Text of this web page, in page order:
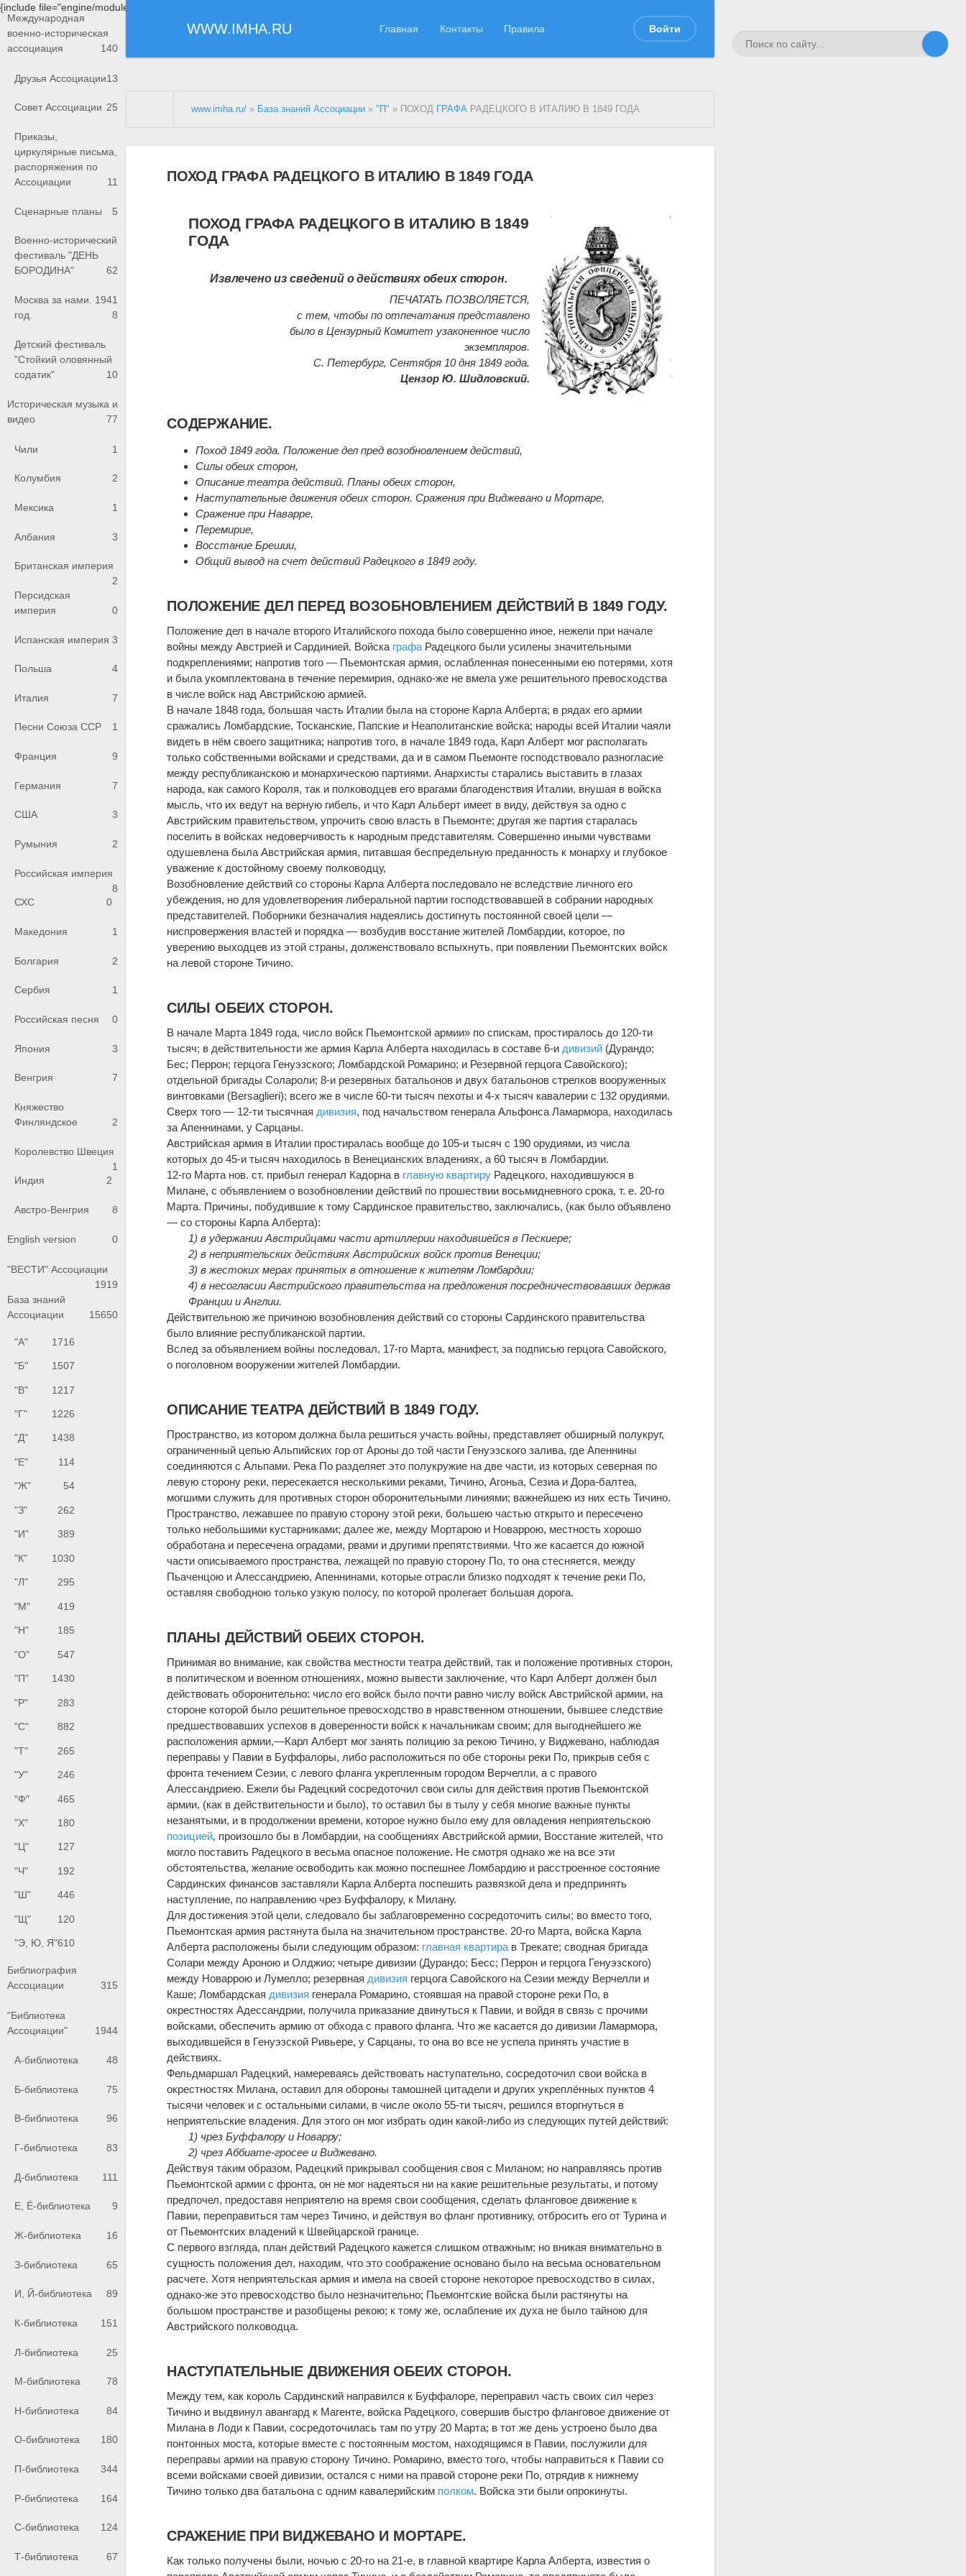
{include file="engine/modules/saperu/head.php"}
WWW.IMHA.RU Главная Контакты Правила Войти
Международная
военно-историческая
ассоциация
140
Друзья Ассоциации13
Совет Ассоциации 25
Приказы,
циркулярные письма,
распоряжения по
Ассоциации
11
Сценарные планы 5
Военно-исторический
фестиваль "ДЕНЬ
БОРОДИНА"
62
Москва за нами. 1941
год.
8
Детский фестиваль
"Стойкий оловянный
содатик"
10
Историческая музыка и
видео
77
Чили 1
Колумбия 2
Мексика 1
Албания 3
Британская империя
2
Персидская
империя
0
Испанская империя 3
Польша 4
Италия 7
Песни Союза ССР 1
Франция 9
Германия 7
США 3
Румыния 2
Российская империя
8
СХС
0
Македония 1
Болгария 2
Сербия 1
Российская песня 0
Япония 3
Венгрия 7
Княжество
Финляндское
2
Королевство Швеция
1
Индия
2
Австро-Венгрия 8
English version 0
"ВЕСТИ" Ассоциации
1919
База знаний
Ассоциации
15650
"А" 1716
"Б" 1507
"В" 1217
"Г" 1226
"Д" 1438
"Е" 114
"Ж" 54
"З" 262
"И" 389
"К" 1030
"Л" 295
"М" 419
"Н" 185
"О" 547
"П" 1430
"Р" 283
"С" 882
"Т" 265
"У" 246
"Ф" 465
"Х" 180
"Ц" 127
"Ч" 192
"Ш" 446
"Щ" 120
"Э, Ю, Я"610
Библиография
Ассоциации
315
"Библиотека
Ассоциации"
1944
А-библиотека 48
Б-библиотека 75
В-библиотека 96
Г-библиотека 83
Д-библиотека 111
Е, Ё-библиотека 9
Ж-библиотека 16
З-библиотека 65
И, Й-библиотека 89
К-библиотека 151
Л-библиотека 25
М-библиотека 78
Н-библиотека 84
О-библиотека 180
П-библиотека 344
Р-библиотека 164
С-библиотека 124
Т-библиотека 67
www.imha.ru/ » База знаний Ассоциации »"П" » ПОХОД ГРАФА РАДЕЦКОГО В ИТАЛИЮ В 1849 ГОДА
ПОХОД ГРАФА РАДЕЦКОГО В ИТАЛИЮ В 1849 ГОДА
ПОХОД ГРАФА РАДЕЦКОГО В ИТАЛИЮ В 1849
ГОДА
Извлечено из сведений о действиях обеих сторон.
ПЕЧАТАТЬ ПОЗВОЛЯЕТСЯ,
с тем, чтобы по отпечатания представлено
было в Цензурный Комитет узаконенное число
экземпляров.
С. Петербург, Сентября 10 дня 1849 года.
Цензор Ю. Шидловский.
СОДЕРЖАНИЕ.
Поход 1849 года. Положение дел пред возобновлением действий,
Силы обеих сторон,
Описание театра действий. Планы обеих сторон,
Наступательные движения обеих сторон. Сражения при Виджевано и Мортаре,
Сражение при Наварре,
Перемирие,
Восстание Брешии,
Общий вывод на счет действий Радецкого в 1849 году.
ПОЛОЖЕНИЕ ДЕЛ ПЕРЕД ВОЗОБНОВЛЕНИЕМ ДЕЙСТВИЙ В 1849 ГОДУ.
Положение дел в начале второго Италийского похода было совершенно иное, нежели при начале
войны между Австрией и Сардинией. Войска графаРадецкого были усилены значительными
подкреплениями; напротив того — Пьемонтская армия, ослабленная понесенными ею потерями, хотя
и была укомплектована в течение перемирия, однако-же не вмела уже решительного превосходства
в числе войск над Австрийскою армией.
В начале 1848 года, большая часть Италии была на стороне Карла Алберта; в рядах его армии
сражались Ломбардские, Тосканские, Папские и Неаполитанские войска; народы всей Италии чаяли
видеть в нём своего защитника; напротив того, в начале 1849 года, Карл Алберт мог располагать
только собственными войсками и средствами, да и в самом Пьемонте господствовало разногласие
между республиканскою и монархическою партиями. Анархисты старались выставить в глазах
народа, как самого Короля, так и полководцев его врагами благоденствия Италии, внушая в войска
мысль, что их ведут на верную гибель, и что Карл Альберт имеет в виду, действуя за одно с
Австрийским правительством, упрочить свою власть в Пьемонте; другая же партия старалась
поселить в войсках недоверчивость к народным представителям. Совершенно иными чувствами
одушевлена была Австрийская армия, питавшая беспредельную преданность к монарху и глубокое
уважение к достойному своему полководцу,
Возобновление действий со стороны Карла Алберта последовало не вследствие личного его
убеждения, но для удовлетворения либеральной партии господствовавшей в собрании народных
представителей. Поборники безначалия надеялись достигнуть постоянной своей цели —
ниспровержения властей и порядка — возбудив восстание жителей Ломбардии, которое, по
уверению выходцев из этой страны, долженствовало вспыхнуть, при появлении Пьемонтских войск
на левой стороне Тичино.
СИЛЫ ОБЕИХ СТОРОН.
В начале Марта 1849 года, число войск Пьемонтской армии» по спискам, простиралось до 120-ти
тысяч; в действительности же армия Карла Алберта находилась в составе 6-идивизий (Дурандо;
Бес; Перрон; герцога Генуэзского; Ломбардской Ромарино; и Резервной герцога Савойского);
отдельной бригады Солароли; 8-и резервных батальонов и двух батальонов стрелков вооруженных
винтовками (Bersaglieri); всего же в числе 60-ти тысяч пехоты и 4-х тысяч кавалерии с 132 орудиями.
Сверх того — 12-ти тысячнаядивизия, под начальством генерала Альфонса Ламармора, находилась
за Апеннинами, у Сарцаны.
Австрийская армия в Италии простиралась вообще до 105-и тысяч с 190 орудиями, из числа
которых до 45-и тысяч находилось в Венецианских владениях, а 60 тысяч в Ломбардии.
12-го Марта нов. ст. прибыл генерал Кадорна в главную квартиру Радецкого, находившуюся в
Милане, с объявлением о возобновлении действий по прошествии восьмидневного срока, т. е. 20-го
Марта. Причины, побудившие к тому Сардинское правительство, заключались, (как было объявлено
— со стороны Карла Алберта):
1) в удержании Австрийцами части артиллерии находившейся в Пескиере;
2) в неприятельских действиях Австрийских войск против Венеции;
3) в жестоких мерах принятых в отношение к жителям Ломбардии;
4) в несогласии Австрийского правительства на предложения посредничествовавших держав
Франции и Англии.
Действительною же причиною возобновления действий со стороны Сардинского правительства
было влияние республиканской партии.
Вслед за объявлением войны последовал, 17-го Марта, манифест, за подписью герцога Савойского,
о поголовном вооружении жителей Ломбардии.
ОПИСАНИЕ ТЕАТРА ДЕЙСТВИЙ В 1849 ГОДУ.
Пространство, из котором должна была решиться участь войны, представляет обширный полукруг,
ограниченный цепью Альпийских гор от Ароны до той части Генуэзского залива, где Апеннины
соединяются с Альпами. Река По разделяет это полукружие на две части, из которых северная по
левую сторону реки, пересекается несколькими реками, Тичино, Агоньа, Сезиа и Дора-балтеа,
могшими служить для противных сторон оборонительными линиями; важнейшею из них есть Тичино.
Пространство, лежавшее по правую сторону этой реки, большею частью открыто и пересечено
только небольшими кустарниками; далее же, между Мортарою и Новаррою, местность хорошо
обработана и пересечена оградами, рвами и другими препятствиями. Что же касается до южной
части описываемого пространства, лежащей по правую сторону По, то она стесняется, между
Пьаченцою и Алессандриею, Апеннинами, которые отрасли близко подходят к течение реки По,
оставляя свободною только узкую полосу, по которой пролегает большая дорога.
ПЛАНЫ ДЕЙСТВИЙ ОБЕИХ СТОРОН.
Принимая во внимание, как свойства местности театра действий, так и положение противных сторон,
в политическом и военном отношениях, можно вывести заключение, что Карл Алберт должен был
действовать оборонительно: число его войск было почти равно числу войск Австрийской армии, на
стороне которой было решительное превосходство в нравственном отношении, бывшее следствие
предшествовавших успехов в доверенности войск к начальникам своим; для выгоднейшего же
расположения армии,—Карл Алберт мог занять полицию за рекою Тичино, у Виджевано, наблюдая
переправы у Павии в Буффалоры, либо расположиться по обе стороны реки По, прикрыв себя с
фронта течением Сезии, с левого фланга укрепленным городом Верчелли, а с правого
Алессандриею. Ежели бы Радецкий сосредоточил свои силы для действия против Пьемонтской
армии, (как в действительности и было), то оставил бы в тылу у себя многие важные пункты
незанятыми, и в продолжении времени, которое нужно было ему для овладения неприятельскою
позицией, произошло бы в Ломбардии, на сообщениях Австрийской армии, Восстание жителей, что
могло поставить Радецкого в весьма опасное положение. Не смотря однако же на все эти
обстоятельства, желание освободить как можно поспешнее Ломбардию и расстроенное состояние
Сардинских финансов заставляли Карла Алберта поспешить развязкой дела и предпринять
наступление, по направлению чрез Буффалору, к Милану.
Для достижения этой цели, следовало бы заблаговременно сосредоточить силы; во вместо того,
Пьемонтская армия растянута была на значительном пространстве. 20-го Марта, войска Карла
Алберта расположены были следующим образом: главная квартирав Трекате; сводная бригада
Солари между Ароною и Олджио; четыре дивизии (Дурандо; Бесс; Перрон и герцога Генуэзского)
между Новаррою и Лумелло; резервнаядивизия герцога Савойского на Сезии между Верчелли и
Каше; Ломбардскаядивизия генерала Ромарино, стоявшая на правой стороне реки По, в
окрестностях Адессандрии, получила приказание двинуться к Павии, и войдя в связь с прочими
войсками, обеспечить армию от обхода с правого фланга. Что же касается до дивизии Ламармора,
выходившейся в Генуэзской Ривьере, у Сарцаны, то она во все не успела принять участие в
действиях.
Фельдмаршал Радецкий, намереваясь действовать наступательно, сосредоточил свои войска в
окрестностях Милана, оставил для обороны тамошней цитадели и других укреплённых пунктов 4
тысячи человек и с остальными силами, в числе около 55-ти тысяч, решился вторгнуться в
неприятельские владения. Для этого он мог избрать один какой-либо из следующих путей действий:
1) чрез Буффалору и Новарру;
2) чрез Аббиате-гросее и Виджевано.
Действуя таким образом, Радецкий прикрывал сообщения своя с Миланом; но направляясь против
Пьемонтской армии с фронта, он не мог надеяться ни на какие решительные результаты, и потому
предпочел, предоставя неприятелю на время свои сообщения, сделать фланговое движение к
Павии, переправиться там через Тичино, и действуя во фланг противнику, отбросить его от Турина и
от Пьемонтских владений к Швейцарской границе.
С первого взгляда, план действий Радецкого кажется слишком отважным; но вникая внимательно в
сущность положения дел, находим, что это соображение основано было на весьма основательном
расчете. Хотя неприятельская армия и имела на своей стороне некоторое превосходство в силах,
однако-же это превосходство было незначительно; Пьемонтские войска были растянуты на
большом пространстве и разобщены рекою; к тому же, ослабление их духа не было тайною для
Австрийского полководца.
НАСТУПАТЕЛЬНЫЕ ДВИЖЕНИЯ ОБЕИХ СТОРОН.
Между тем, как король Сардинский направился к Буффалоре, переправил часть своих сил через
Тичино и выдвинул авангард к Магенте, войска Радецкого, совершив быстро фланговое движение от
Милана в Лоди к Павии, сосредоточилась там по утру 20 Марта; в тот же день устроено было два
понтонных моста, которые вместе с постоянным мостом, находящимся в Павии, послужили для
переправы армии на правую сторону Тичино. Ромарино, вместо того, чтобы направиться к Павии со
всеми войсками своей дивизии, остался с ними на правой стороне реки По, отрядив к нижнему
Тичино только два батальона с одним кавалерийским полком. Войска эти были опрокинуты.
СРАЖЕНИЕ ПРИ ВИДЖЕВАНО И МОРТАРЕ.
Как только получены были, ночью с 20-го на 21-е, в главной квартире Карла Алберта, известия о